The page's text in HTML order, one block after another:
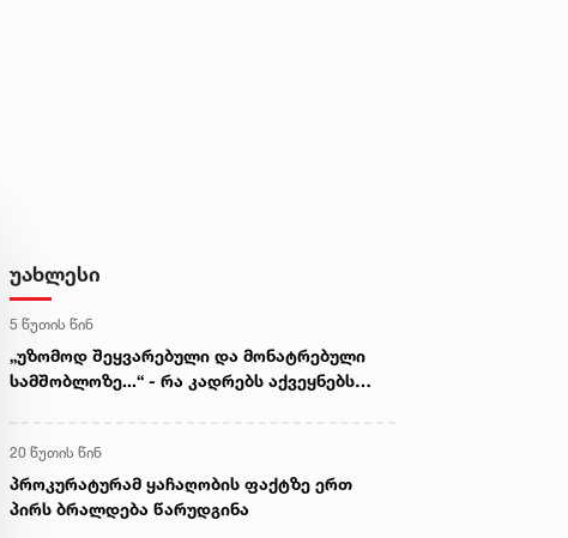
უახლესი
5 წუთის წინ
„უზომოდ შეყვარებული და მონატრებული
სამშობლოზე...“ - რა კადრებს აქვეყნებს
20 წუთის წინ
პროკურატურამ ყაჩაღობის ფაქტზე ერთ
პირს ბრალდება წარუდგინა